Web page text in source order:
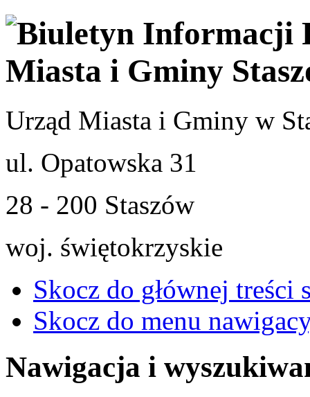
Urząd Miasta i Gminy w
ul. Opatowska 31
28 - 200 Staszów
woj. świętokrzyskie
Skocz do głównej treści
Skocz do menu
Nawigacja i